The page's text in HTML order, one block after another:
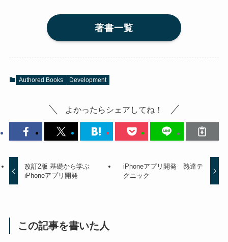
著書一覧
Authored Books Development
よかったらシェアしてね！
改訂2版 基礎から学ぶ
iPhoneアプリ開発
iPhoneアプリ開発 熟達テ
クニック
この記事を書いた人